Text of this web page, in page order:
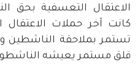
الاعتقال التعسفية بحق
كانت آخر حملات الاعتقال
تستمر بملاحقة الناشطين
قلق مستمر يعيشه